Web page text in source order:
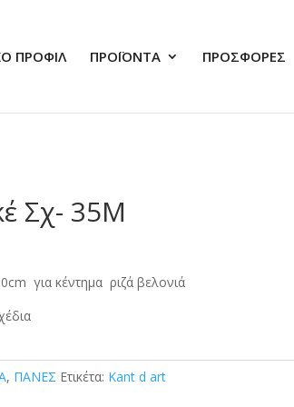
ΠΡΟΦΙΛ ΠΡΟΪΟΝΤΑ ΠΡΟΣΦΟΡΕΣ
Σχ- 35Μ
για κέντημα ριζά βελονιά
, ΠΑΝΕΣ Ετικέτα: Kant d art